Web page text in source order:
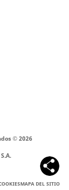
©2026
MAPA DEL SITIO